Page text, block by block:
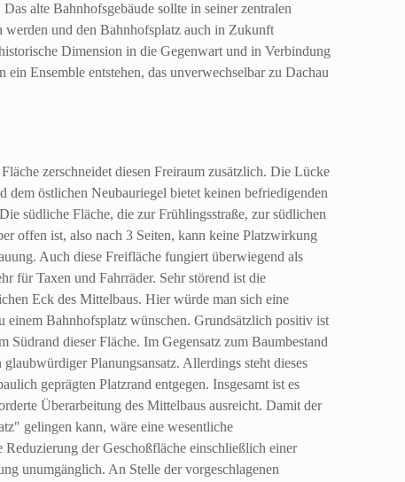
alte Bahnhofsgebäude sollte in seiner zentralen
werden und den Bahnhofsplatz auch in Zukunft
Dimension in die Gegenwart und in Verbindung
Ensemble entstehen, das unverwechselbar zu Dachau
zerschneidet diesen Freiraum zusätzlich. Die Lücke
dem östlichen Neubauriegel bietet keinen befriedigenden
südliche Fläche, die zur Frühlingsstraße, zur südlichen
offen ist, also nach 3 Seiten, kann keine Platzwirkung
Auch diese Freifläche fungiert überwiegend als
für Taxen und Fahrräder. Sehr störend ist die
Eck des Mittelbaus. Hier würde man sich eine
einem Bahnhofsplatz wünschen. Grundsätzlich positiv ist
Südrand dieser Fläche. Im Gegensatz zum Baumbestand
Planungsansatz. Allerdings steht dieses
geprägten Platzrand entgegen. Insgesamt ist es
Überarbeitung des Mittelbaus ausreicht. Damit der
gelingen kann, wäre eine wesentliche
der Geschoßfläche einschließlich einer
unumgänglich. An Stelle der vorgeschlagenen